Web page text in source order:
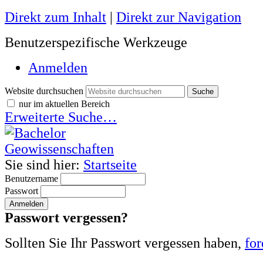
Direkt zum Inhalt | Direkt zur Navigation
Benutzerspezifische Werkzeuge
Anmelden
Website durchsuchen
nur im aktuellen Bereich
Erweiterte Suche…
Sie sind hier: Startseite
Benutzername
Passwort
Passwort vergessen?
Sollten Sie Ihr Passwort vergessen haben,